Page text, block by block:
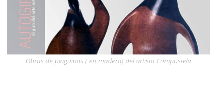
Obras de pingüinos ( en madera) del artista Compostela